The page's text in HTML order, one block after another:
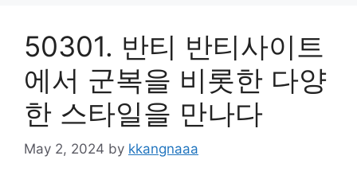
50301. 반티 반티사이트
에서 군복을 비롯한 다양
한 스타일을 만나다
May 2, 2024 by kkangnaaa